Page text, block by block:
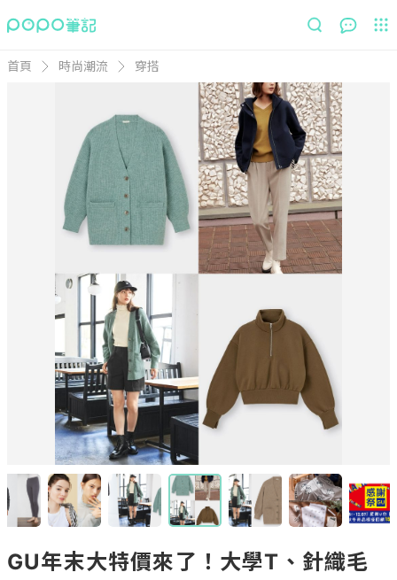
首頁 時尚潮流 穿搭
GU年末大特價來了！大學T、針織毛